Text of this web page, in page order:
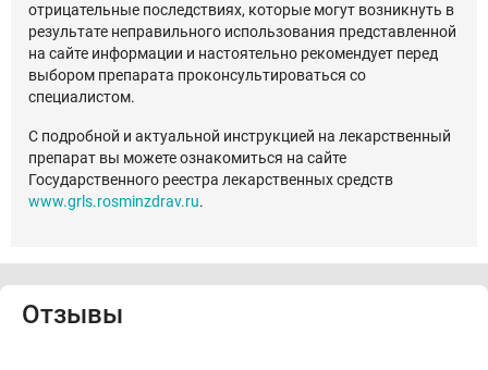
отрицательные последствиях, которые могут возникнуть в
результате неправильного использования представленной
на сайте информации и настоятельно рекомендует перед
выбором препарата проконсультироваться со
специалистом.
С подробной и актуальной инструкцией на лекарственный
препарат вы можете ознакомиться на сайте
Государственного реестра лекарственных средств
www.grls.rosminzdrav.ru.
Отзывы